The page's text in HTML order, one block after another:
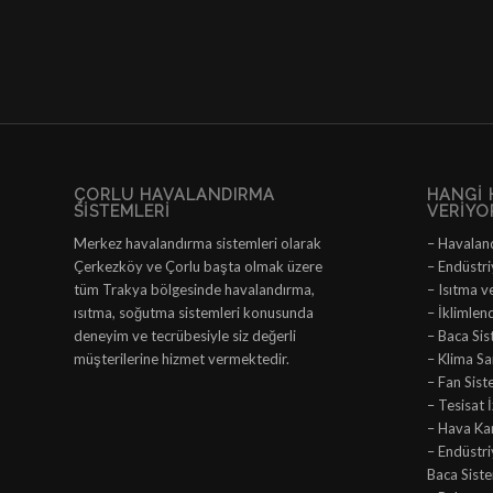
ÇORLU HAVALANDIRMA
SISTEMLERI
Merkez havalandırma sistemleri olarak
Çerkezköy ve Çorlu başta olmak üzere
tüm Trakya bölgesinde havalandırma,
ısıtma, soğutma sistemleri konusunda
deneyim ve tecrübesiyle siz değerli
müşterilerine hizmet vermektedir.
HANGI
–
–
– Isıtma
–
– Baca
– Klima
– Fan
– Tesisat
– Hava
–
Baca